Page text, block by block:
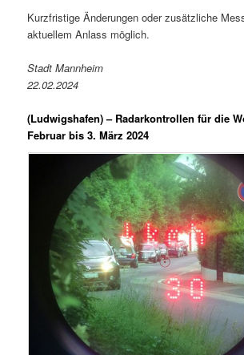
Kurzfristige Änderungen oder zusätzliche
aktuellem Anlass möglich.
Stadt Mannheim
22.02.2024
(Ludwigshafen) – Radarkontrollen für die
Februar bis 3. März 2024